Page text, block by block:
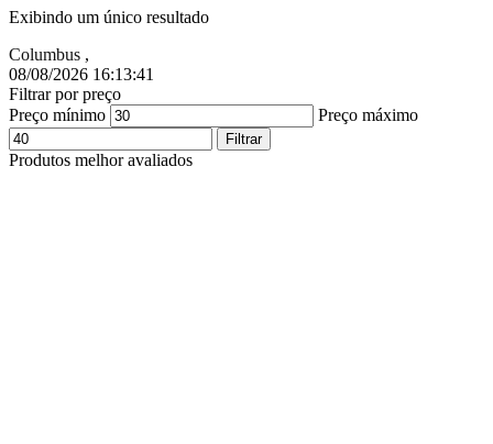
Exibindo um único resultado
Columbus ,
08/08/2026 16:13:42
Filtrar por preço
Preço mínimo
Preço máximo
Filtrar
Produtos melhor avaliados